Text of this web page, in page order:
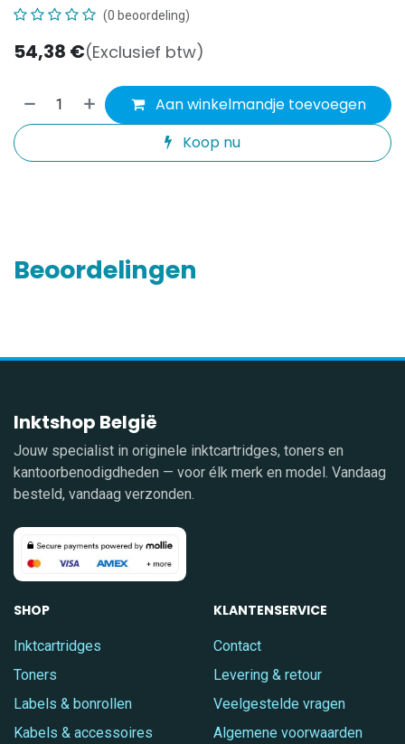
(0 beoordeling)
54,38 €(Exclusief btw)
Aan winkelmandje toevoegen
Koop nu
Beoordelingen
Inktshop België
Jouw specialist in originele inktcartridges, toners en
kantoorbenodigdheden — voor élk merk en model. Vandaag
besteld, vandaag verzonden.
SHOP
Inktcartridges
Toners
Labels & bonrollen
Kabels & accessoires
KLANTENSERVICE
Contact
Levering & retour
Veelgestelde vragen
Algemene voorwaarden